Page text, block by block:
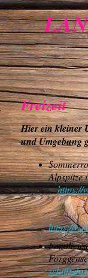
Freizeit
Hier ein kleiner
und Umgebung
https://
https://